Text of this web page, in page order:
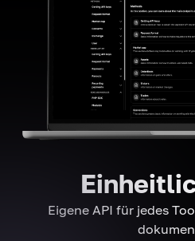
Eigene API für jedes